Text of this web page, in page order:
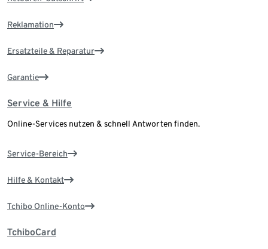
Reklamation
Ersatzteile & Reparatur
Garantie
Service & Hilfe
Online-Services nutzen & schnell Antworten finden.
Service-Bereich
Hilfe & Kontakt
Tchibo Online-Konto
TchiboCard